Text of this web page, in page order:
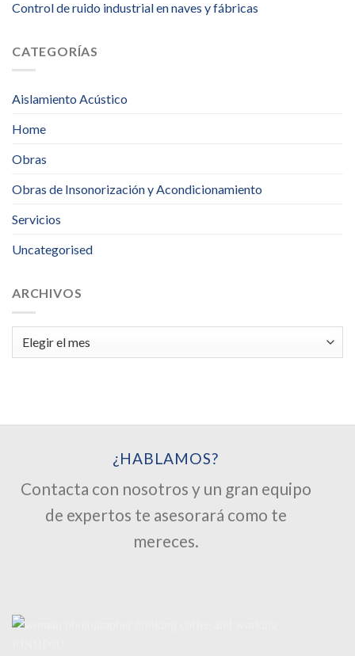
Control de ruido industrial en naves y fábricas
CATEGORÍAS
Aislamiento Acústico
Home
Obras
Obras de Insonorización y Acondicionamiento
Servicios
Uncategorised
ARCHIVOS
¿HABLAMOS?
Contacta con nosotros y un gran equipo
de expertos te asesorará como te
mereces.